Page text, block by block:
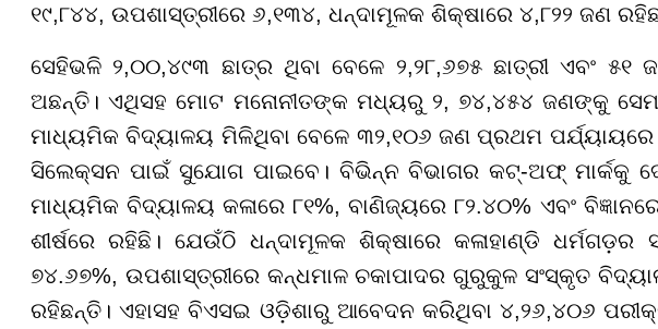
୧୯,୮୪୪, ଉପଶାସ୍ତ୍ରୀରେ ୬,୧୩୪, ଧନ୍ଦାମୂଳକ ଶିକ୍ଷାରେ ୪,୮୨୨ ଜଣ
ସେହିଭଳି ୨,୦୦,୪୯୩ ଛାତ୍ର ଥିବା ବେଳେ ୨,୨୮,୬୭୫ ଛାତ୍ରୀ ଏବଂ ୫୧
ଅଛନ୍ତି। ଏଥିସହ ମୋଟ ମନୋନୀତଙ୍କ ମଧ୍ୟରୁ ୨, ୭୪,୪୫୪ ଜଣଙ୍କୁ
ମାଧ୍ୟମିକ ବିଦ୍ୟାଳୟ ମିଳିଥିବା ବେଳେ ୩୨,୧୦୬ ଜଣ ପ୍ରଥମ
ସିଲେକ୍ସନ ପାଇଁ ସୁଯୋଗ ପାଇବେ। ବିଭିନ୍ନ ବିଭାଗର କଟ୍-ଅଫ୍ ମାର୍କକୁ
ମାଧ୍ୟମିକ ବିଦ୍ୟାଳୟ କଳାରେ ୮୧%, ବାଣିଜ୍ୟରେ ୮୨.୪୦% ଏବଂ
ଶୀର୍ଷରେ ରହିଛି। ଯେଉଁଠି ଧନ୍ଦାମୂଳକ ଶିକ୍ଷାରେ କଳାହାଣ୍ଡି ଧର୍ମଗଡ଼ର
୭୪.୬୭%, ଉପଶାସ୍ତ୍ରୀରେ କନ୍ଧମାଳ ଚକାପାଦର ଗୁରୁକୁଳ ସଂସ୍କୃତ
ରହିଛନ୍ତି। ଏହାସହ ବିଏସଇ ଓଡ଼ିଶାରୁ ଆବେଦନ କରିଥିବା ୪,୨୬,୪୦୬